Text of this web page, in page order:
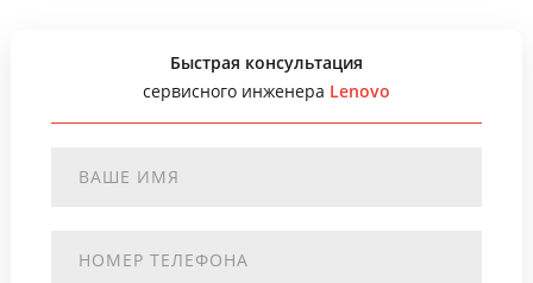
Быстрая консультация
сервисного инженера Lenovo